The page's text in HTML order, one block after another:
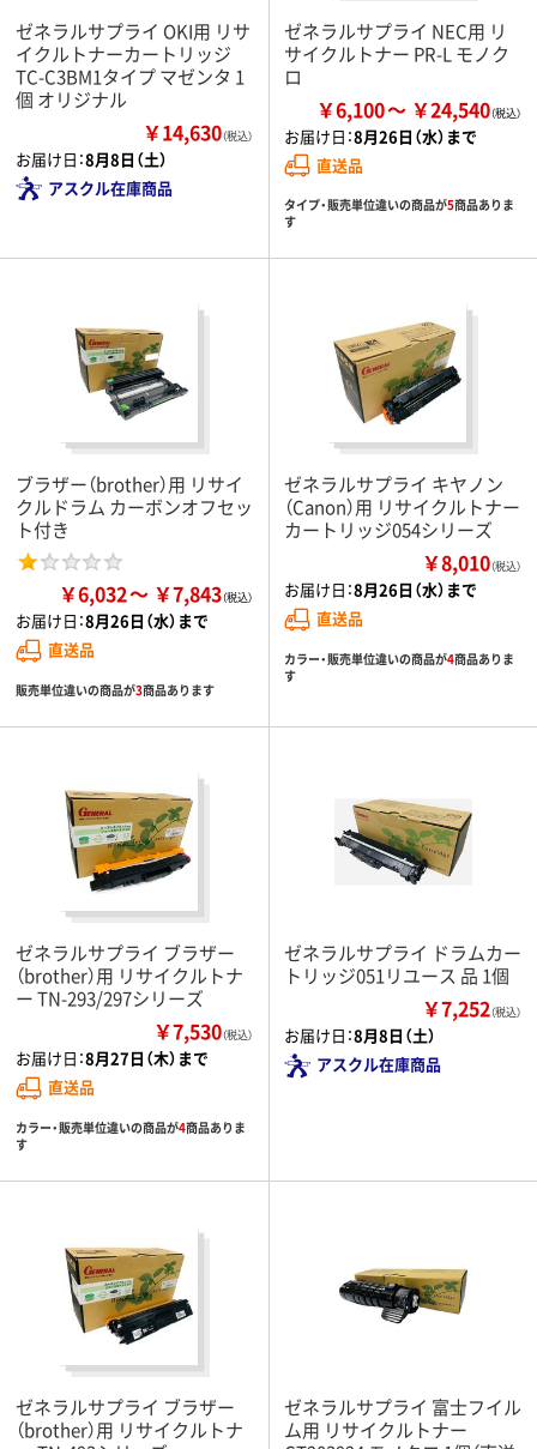
ゼネラルサプライ OKI用 リサ
イクルトナーカートリッジ
TC-C3BM1タイプ マゼンタ 1
個 オリジナル
￥14,630（税込）
お届け日：8月8日（土）
アスクル在庫商品
ゼネラルサプライ NEC用 リ
サイクルトナー PR-L モノク
ロ
￥6,100 ￥24,540
お届け日：8月26日（水）まで
直送品
タイプ・販売単位違いの商品が5商品ありま
す
ブラザー（brother）用 リサイ
クルドラム カーボンオフセッ
ト付き
￥6,032 ￥7,843
お届け日：8月26日（水）まで
直送品
販売単位違いの商品が3商品あります
ゼネラルサプライ キヤノン
（Canon）用 リサイクルトナー
カートリッジ054シリーズ
￥8,010（税込）
お届け日：8月26日（水）まで
直送品
カラー・販売単位違いの商品が4商品ありま
す
ゼネラルサプライ ブラザー
（brother）用 リサイクルトナ
ー TN-293/297シリーズ
￥7,530（税込）
お届け日：8月27日（木）まで
直送品
カラー・販売単位違いの商品が4商品ありま
す
ゼネラルサプライ ドラムカー
トリッジ051リユース 品 1個
￥7,252（税込）
お届け日：8月8日（土）
アスクル在庫商品
ゼネラルサプライ ブラザー
（brother）用 リサイクルトナ
ゼネラルサプライ 富士フイル
ム用 リサイクルトナー